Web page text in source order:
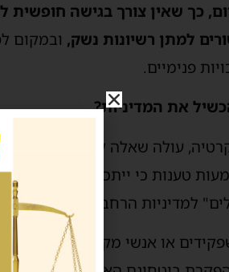
כך שאין צורך בגישה
למתן רשיונות נשק, ובמקום
פנימיים.
את המדיניות?
עולה שאלה קשה שמרחפת
טענות כי ייתכן שגורמים
למדיניות הרחבת רישיונות
או אנשי מקצוע פועלים